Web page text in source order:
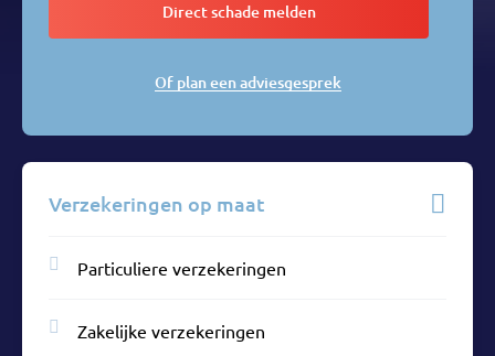
Direct schade melden
Of plan een adviesgesprek
Verzekeringen op maat
Particuliere verzekeringen
Zakelijke verzekeringen